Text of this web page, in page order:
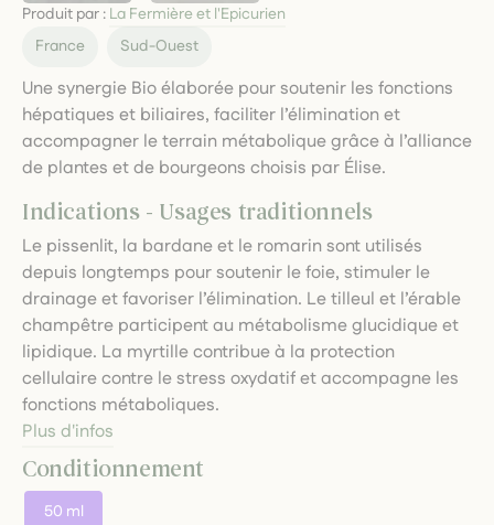
Produit par : La Fermière et l'Epicurien
France
Sud-Ouest
Une synergie Bio élaborée pour soutenir les fonctions
hépatiques et biliaires, faciliter l’élimination et
accompagner le terrain métabolique grâce à l’alliance
de plantes et de bourgeons choisis par Élise.
Indications - Usages traditionnels
Le pissenlit, la bardane et le romarin sont utilisés
depuis longtemps pour soutenir le foie, stimuler le
drainage et favoriser l’élimination. Le tilleul et l’érable
champêtre participent au métabolisme glucidique et
lipidique. La myrtille contribue à la protection
cellulaire contre le stress oxydatif et accompagne les
fonctions métaboliques.
Plus d'infos
Conditionnement
50 ml